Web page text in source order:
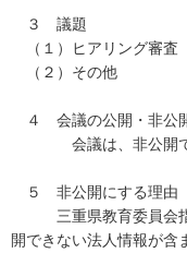
３ 議題
（１）ヒアリング審査
（２）その他
４ 会議の公開・非公
会議は、非公開で
５ 非公開にする理由
三重県教育委員会指
開できない法人情報が含